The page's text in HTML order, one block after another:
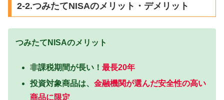
2-2.つみたてNISAのメリット・デメリット
つみたてNISAのメリット
非課税期間が長い！最長20年
投資対象商品は、金融機関が選んだ安全性の高い
商品に限定